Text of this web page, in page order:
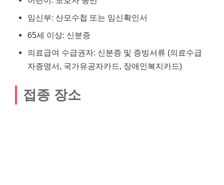
임신부: 산모수첩 또는 임신확인서
65세 이상: 신분증
의료급여 수급권자: 신분증 및 증빙서류 (의료수급
자증명서, 국가유공자카드, 장애인복지카드)
접종 장소